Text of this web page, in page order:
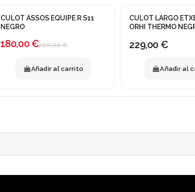
¡En oferta!
CULOT ASSOS EQUIPE R S11
NEGRO
180,00 €200,00 €
Añadir al carrito
NUEVO
CULOT LARGO
ORHI THERMO
229,00 €
Añadir al